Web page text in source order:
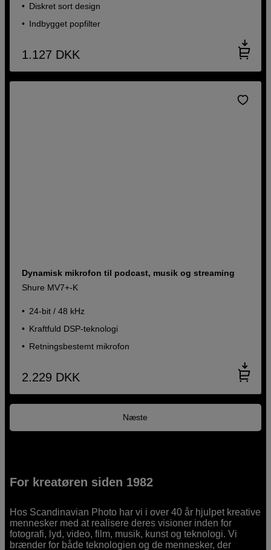
Diskret sort design
Indbygget popfilter
1.127 DKK
Dynamisk mikrofon til podcast, musik og streaming
Shure MV7+-K
24-bit / 48 kHz
Kraftfuld DSP-teknologi
Retningsbestemt mikrofon
2.229 DKK
Næste
For kreatøren siden 1982
Hos Scandinavian Photo har vi i over 40 år hjulpet kreative
mennesker med at realisere deres visioner inden for
fotografi, lyd, video, film, musik, kunst og teknologi. Vi
brænder for både teknologien og de mennesker, der